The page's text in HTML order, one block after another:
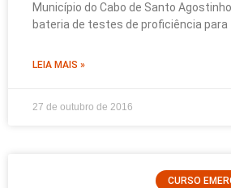
Município do Cabo de Santo
bateria de testes de proficiência para
LEIA MAIS »
27 de outubro de 2016
CURSO